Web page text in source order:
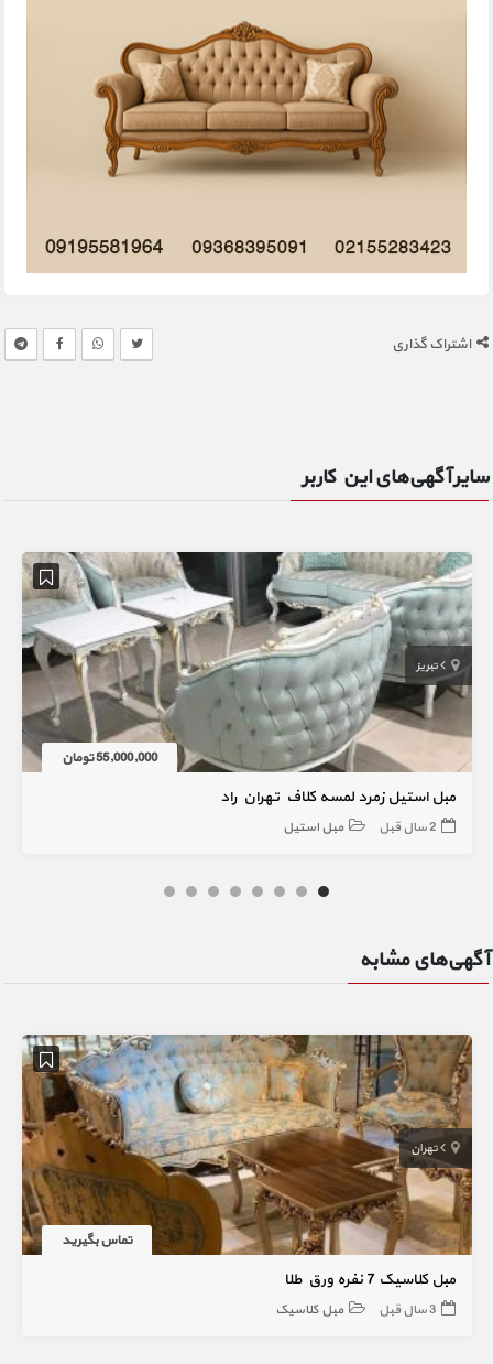
اشتراک گذاری
سایر آگهی‌های این کاربر
تبریز
55,000,000 تومان
مبل استیل زمرد لمسه کلاف تهران راد
2 سال قبل مبل استیل
آگهی‌های مشابه
تهران
تماس بگیرید
مبل کلاسیک 7 نفره ورق طلا
3 سال قبل مبل کلاسیک